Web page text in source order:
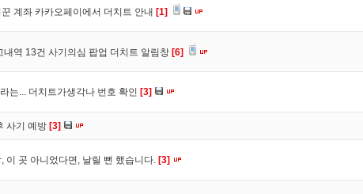
계좌 카카오페이에서 더치트 안내 [1]
내역 13건 사기의심 팝업 더치트 알림창 [6]
는... 더치트가생각나 번호 확인 [3]
사기 예방 [3]
이 곳 아니었다면, 날릴 뻔 했습니다. [3]